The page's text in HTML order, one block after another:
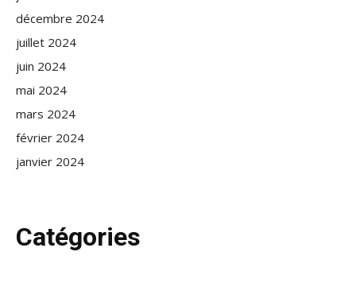
décembre 2024
juillet 2024
juin 2024
mai 2024
mars 2024
février 2024
janvier 2024
Catégories